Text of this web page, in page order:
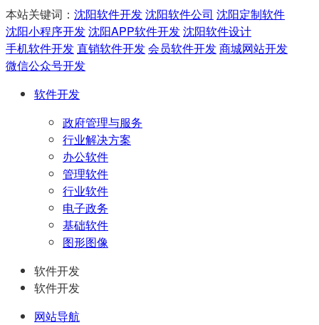
本站关键词： 沈阳软件开发沈阳软件公司 沈阳定制软件
沈阳小程序开发沈阳APP软件开发沈阳软件设计
手机软件开发直销软件开发会员软件开发商城网站开发
微信公众号开发
软件开发
政府管理与服务
行业解决方案
办公软件
管理软件
行业软件
电子政务
基础软件
图形图像
软件开发
软件开发
网站导航